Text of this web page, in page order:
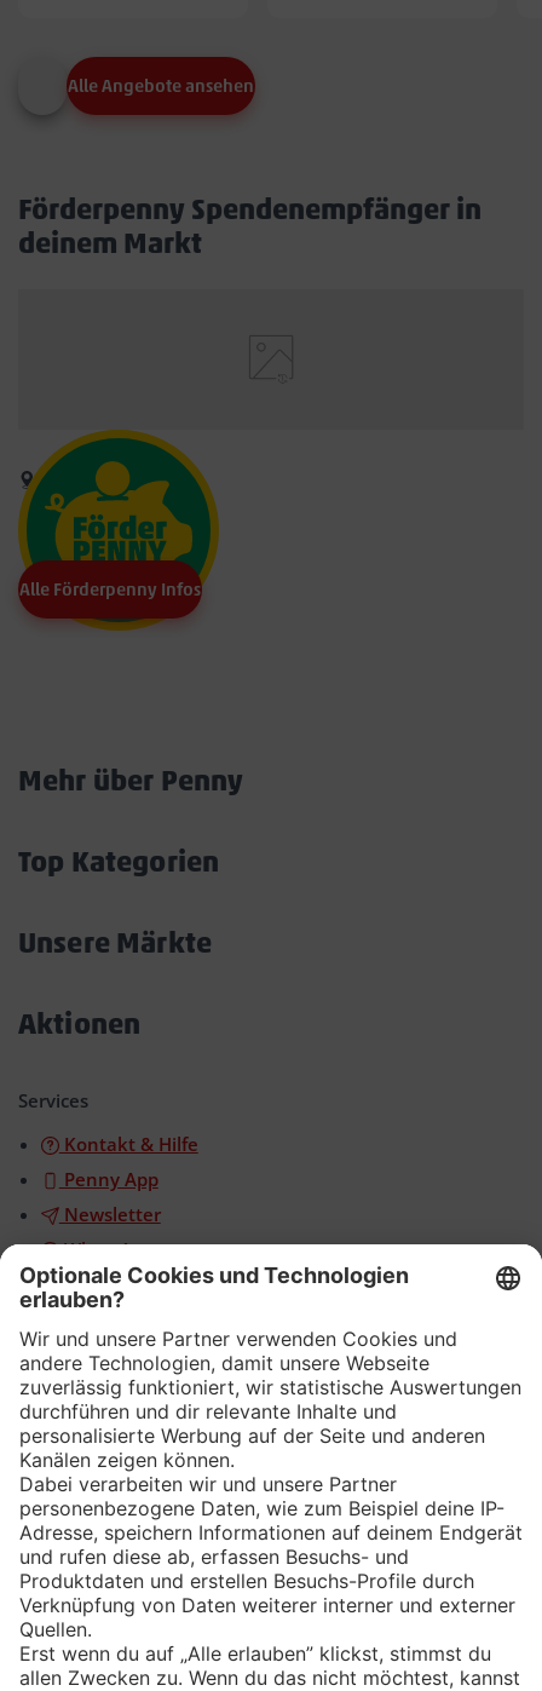
Alle Angebote ansehen
Förderpenny Spendenempfänger in
deinem Markt
Alle Förderpenny Infos
Mehr über Penny
Top Kategorien
Unsere Märkte
Aktionen
Services
Kontakt & Hilfe
Penny App
Newsletter
WhatsApp
App